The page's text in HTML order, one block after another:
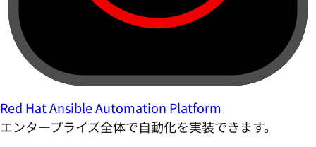
Red Hat Ansible Automation Platform
エンタープライズ全体で自動化を実装できます。